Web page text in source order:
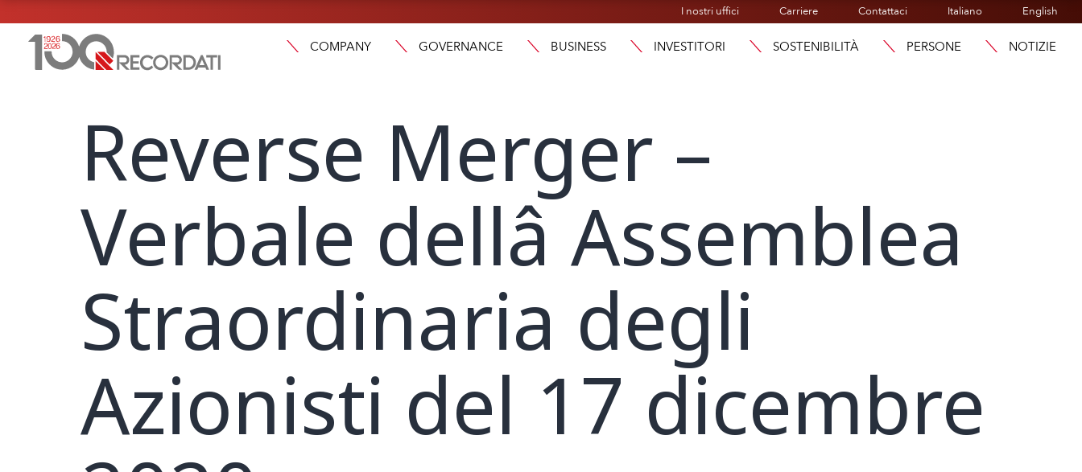
I nostri uffici Carriere Contattaci Italiano English
COMPANY GOVERNANCE BUSINESS INVESTITORI SOSTENIBILITÀ PERSONE NOTIZIE
Reverse Merger –
Verbale dellâ Assemblea
Straordinaria degli
Azionisti del 17 dicembre